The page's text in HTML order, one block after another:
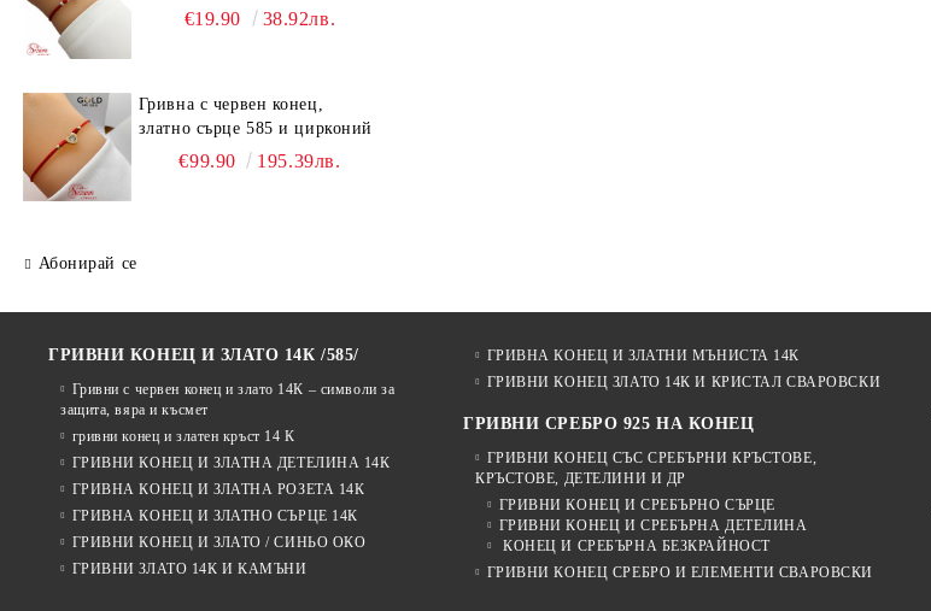
конец | Регулируема ръчно
€19.90 38.92лв.
Гривна с червен конец,
златно сърце 585 и цирконий
€99.90 195.39лв.
Абонирай се
ГРИВНИ КОНЕЦ И ЗЛАТО 14К /585/
Гривни с червен конец и злато 14К – символи за
защита, вяра и късмет
гривни конец и златен кръст 14 К
ГРИВНИ КОНЕЦ И ЗЛАТНА ДЕТЕЛИНА 14К
ГРИВНА КОНЕЦ И ЗЛАТНА РОЗЕТА 14К
ГРИВНА КОНЕЦ И ЗЛАТНО СЪРЦЕ 14К
ГРИВНИ КОНЕЦ И ЗЛАТО / СИНЬО ОКО
ГРИВНИ ЗЛАТО 14К И КАМЪНИ
ГРИВНА КОНЕЦ И ЗЛАТНИ МЪНИСТА 14К
ГРИВНИ КОНЕЦ ЗЛАТО 14К И КРИСТАЛ СВАРОВСКИ
ГРИВНИ СРЕБРО 925 НА КОНЕЦ
ГРИВНИ КОНЕЦ СЪС СРЕБЪРНИ КРЪСТОВЕ,
КРЪСТОВЕ, ДЕТЕЛИНИ И ДР
ГРИВНИ КОНЕЦ И СРЕБЪРНО СЪРЦЕ
ГРИВНИ КОНЕЦ И СРЕБЪРНА ДЕТЕЛИНА
КОНЕЦ И СРЕБЪРНА БЕЗКРАЙНОСТ
ГРИВНИ КОНЕЦ СРЕБРО И ЕЛЕМЕНТИ СВАРОВСКИ